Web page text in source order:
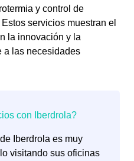
y control de
servicios muestran el
la innovación y la
a las necesidades
Iberdrola es muy
visitando sus oficinas